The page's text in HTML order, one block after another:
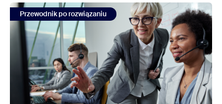
view Integracja WhatsApp for Business Messaging dla
Przewodnik po rozwiązaniu